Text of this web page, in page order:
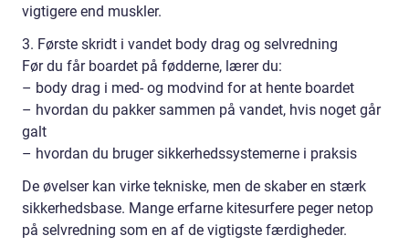
vigtigere end muskler.
3. Første skridt i vandet body drag og selvredning
Før du får boardet på fødderne, lærer du:
– body drag i med- og modvind for at hente boardet
– hvordan du pakker sammen på vandet, hvis noget går
galt
– hvordan du bruger sikkerhedssystemerne i praksis
De øvelser kan virke tekniske, men de skaber en stærk
sikkerhedsbase. Mange erfarne kitesurfere peger netop
på selvredning som en af de vigtigste færdigheder.